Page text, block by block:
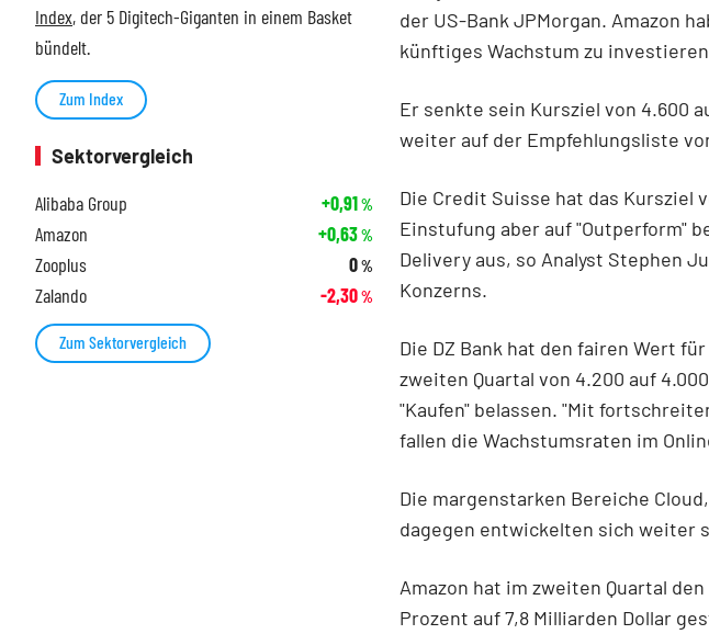
der US-Bank JPMorgan. Amazon
künftiges Wachstum zu
Er senkte sein Kursziel von 4.600
weiter auf der Empfehlungsliste
Die Credit Suisse hat das Kursziel
Einstufung aber auf "Outperform"
Delivery aus, so Analyst Stephen
Konzerns.
Die DZ Bank hat den fairen Wert
zweiten Quartal von 4.200 auf
"Kaufen" belassen. "Mit
fallen die Wachstumsraten im
Die margenstarken Bereiche
dagegen entwickelten sich weiter
Amazon hat im zweiten Quartal
Prozent auf 7,8 Milliarden Dollar
Index, der 5 Digitech-Giganten in einem Basket
bündelt.
Zum Index
Sektorvergleich
Alibaba Group
+0,91%
Amazon +0,63%
Zooplus 0%
Zalando -2,30%
Zum Sektorvergleich